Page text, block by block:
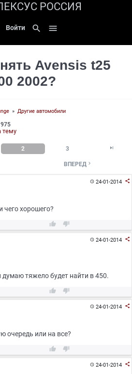
РОССИЯ
Войти search 
Avensis t25
2002?
» Другие автомобили
тему
2 3 
ВПЕРЕД 
24-01-2014 
чего хорошего?
 
24-01-2014 
тяжело будет найти в 450.
 
24-01-2014 
очередь или на все?
 
24-01-2014 